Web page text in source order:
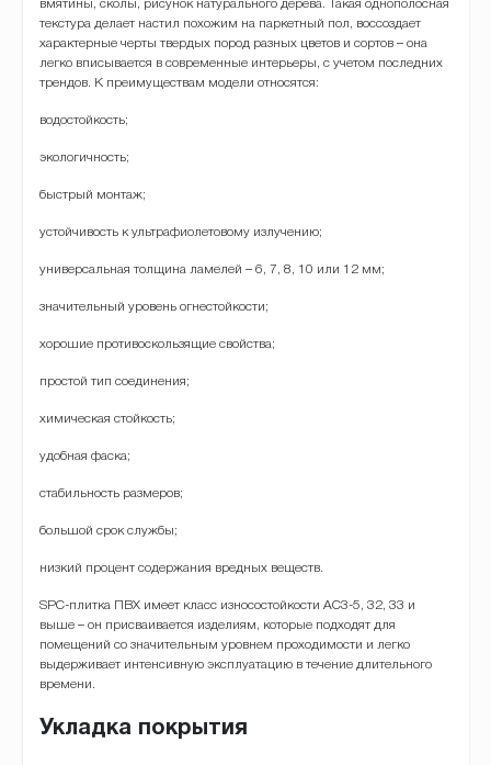
вмятины, сколы, рисунок натурального дерева. Такая однополосная
текстура делает настил похожим на паркетный пол, воссоздает
характерные черты твердых пород разных цветов и сортов – она
легко вписывается в современные интерьеры, с учетом последних
трендов. К преимуществам модели относятся:
водостойкость;
экологичность;
быстрый монтаж;
устойчивость к ультрафиолетовому излучению;
универсальная толщина ламелей – 6, 7, 8, 10 или 12 мм;
значительный уровень огнестойкости;
хорошие противоскользящие свойства;
простой тип соединения;
химическая стойкость;
удобная фаска;
стабильность размеров;
большой срок службы;
низкий процент содержания вредных веществ.
SPC-плитка ПВХ имеет класс износостойкости AC3-5, 32, 33 и
выше – он присваивается изделиям, которые подходят для
помещений со значительным уровнем проходимости и легко
выдерживает интенсивную эксплуатацию в течение длительного
времени.
Укладка покрытия